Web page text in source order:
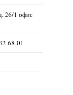
26/1 офис
68-01